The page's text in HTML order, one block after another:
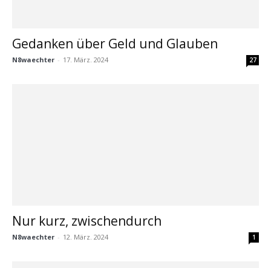
Gedanken über Geld und Glauben
N8waechter - 17. März. 2024 27
Nur kurz, zwischendurch
N8waechter - 12. März. 2024 1